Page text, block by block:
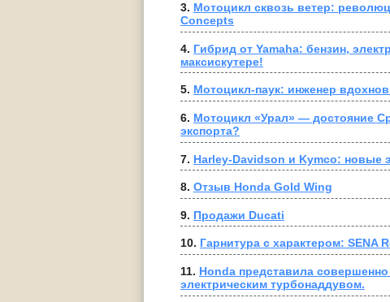
3. Мотоцикл сквозь ветер:
Concepts
4. Гибрид от Yamaha: бензин,
максискутере!
5. Мотоцикл-паук: инженер
6. Мотоцикл «Урал» — достояние
экспорта?
7. Harley-Davidson и Kymco: новые
8. Отзыв Honda Gold Wing
9. Продажи Ducati
10. Гарнитура с характером: SENA
11. Honda представила
электрическим турбонаддувом.